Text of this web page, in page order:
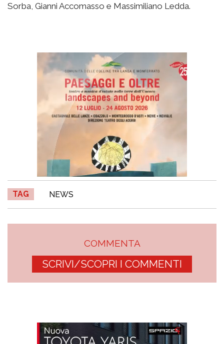
Sorba, Gianni Accomasso e Massimiliano Ledda.
TAG NEWS
COMMENTA
SCRIVI/SCOPRI I COMMENTI